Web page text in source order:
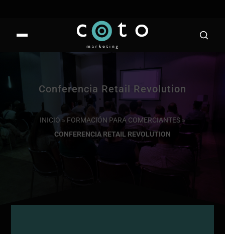
Conferencia Retail Revolution
INICIO» FORMACIÓN PARA COMERCIANTES »
CONFERENCIA RETAIL REVOLUTION